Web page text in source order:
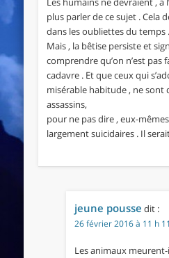
plus parler de ce sujet . Cela
dans les oubliettes du temps .
Mais , la bêtise persiste et
comprendre qu’on n’est pas
cadavre . Et que ceux qui
misérable habitude , ne sont
assassins,
pour ne pas dire , eux-
largement suicidaires . Il
jeune pousse dit :
26 février 2016 à 11 h
Les animaux